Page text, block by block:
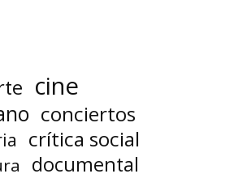
cine
conciertos
crítica social
documental